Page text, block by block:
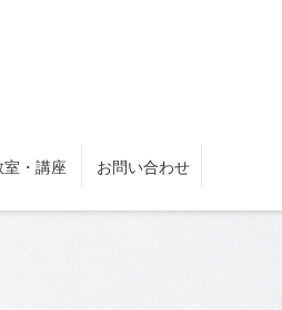
・講座 お問い合わせ